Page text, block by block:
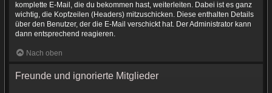
komplette E-Mail, die du bekommen hast, weiterleiten. Dabei ist es ganz
wichtig, die Kopfzeilen (Headers) mitzuschicken. Diese enthalten Details
über den Benutzer, der die E-Mail verschickt hat. Der Administrator kann
dann entsprechend reagieren.
Nach oben
Freunde und ignorierte Mitglieder